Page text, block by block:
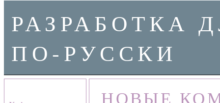
РАЗРАБОТКА
ПО-РУССКИ
НОВЫЕ